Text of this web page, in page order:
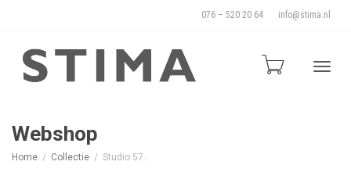
076 – 520 20 64 info@stima.nl
Webshop
Home Collectie Studio 57.